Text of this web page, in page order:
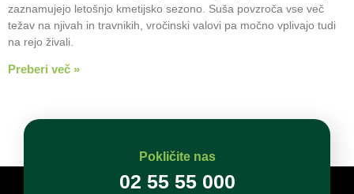
zaznamujejo letošnjo kmetijsko sezono. Suša povzroča vse več
težav na njivah in travnikih, vročinski valovi pa močno vplivajo tudi
na rejo živali.
Preberi več »
Pokličite nas
02 55 55 000